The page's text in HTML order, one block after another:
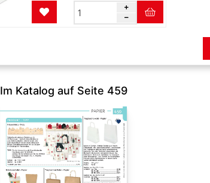
Im Katalog auf Seite 459